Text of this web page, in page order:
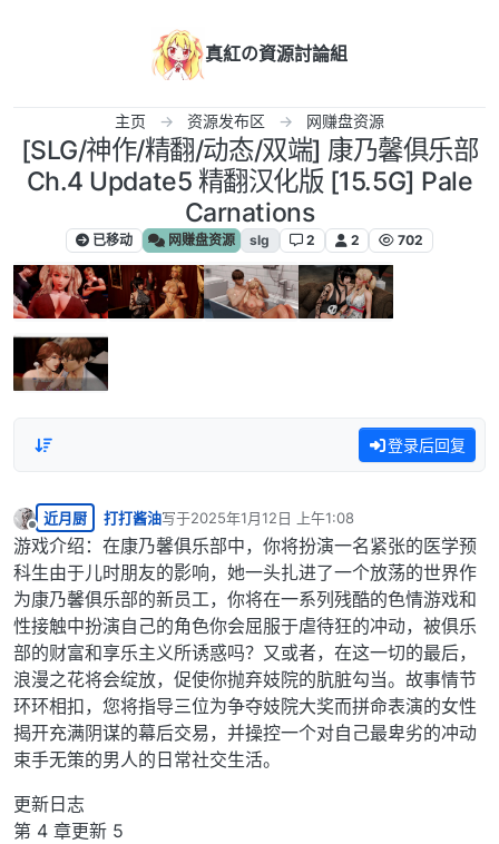
真紅の資源討論組
主页 资源发布区 网赚盘资源
[SLG/神作/精翻/动态/双端] 康乃馨俱乐部
Ch.4 Update5 精翻汉化版 [15.5G] Pale
Carnations
已移动 网赚盘资源 slg 2 2 702
登录后回复
离线
近月厨 打打酱油写于2025年1月12日 上午1:08
最后由 编辑
游戏介绍：在康乃馨俱乐部中，你将扮演一名紧张的医学预
科生由于儿时朋友的影响，她一头扎进了一个放荡的世界作
为康乃馨俱乐部的新员工，你将在一系列残酷的色情游戏和
性接触中扮演自己的角色你会屈服于虐待狂的冲动，被俱乐
部的财富和享乐主义所诱惑吗？又或者，在这一切的最后，
浪漫之花将会绽放，促使你抛弃妓院的肮脏勾当。故事情节
环环相扣，您将指导三位为争夺妓院大奖而拼命表演的女性
揭开充满阴谋的幕后交易，并操控一个对自己最卑劣的冲动
束手无策的男人的日常社交生活。
更新日志
第 4 章更新 5